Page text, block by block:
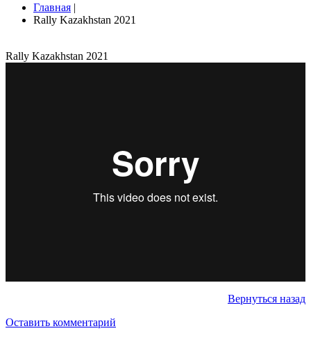
Главная |
Rally Kazakhstan 2021
Rally Kazakhstan 2021
Вернуться назад
Оставить комментарий